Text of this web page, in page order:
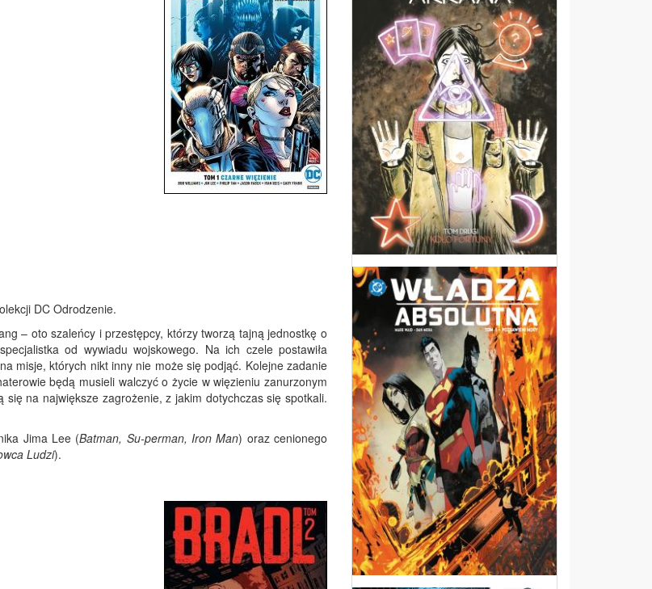
DC Odrodzenie.
– oto szaleńcy i przestępcy, którzy tworzą tajną jednostkę o
od wywiadu wojskowego. Na ich czele postawiła
misje, których nikt inny nie może się podjąć. Kolejne zadanie
będą musieli walczyć o życie w więzieniu zanurzonym
na największe zagrożenie, z jakim dotychczas się spotkali.
Jima Lee (Batman, Su-perman, Iron Man) oraz cenionego
Ludzi).